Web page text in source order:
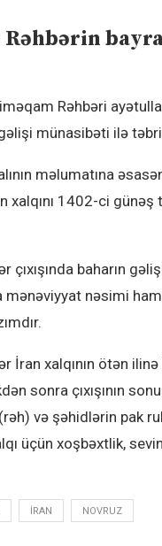
Rəhbəri
münasibəti ilə
məlumatına
xalqını 1402-ci
çıxışında baharın
mənəviyyat nəsimi
İran xalqının ötən
sonra çıxışının
və şəhidlərin pak
üçün xoşbəxtlik,
İRAN NOVRUZ